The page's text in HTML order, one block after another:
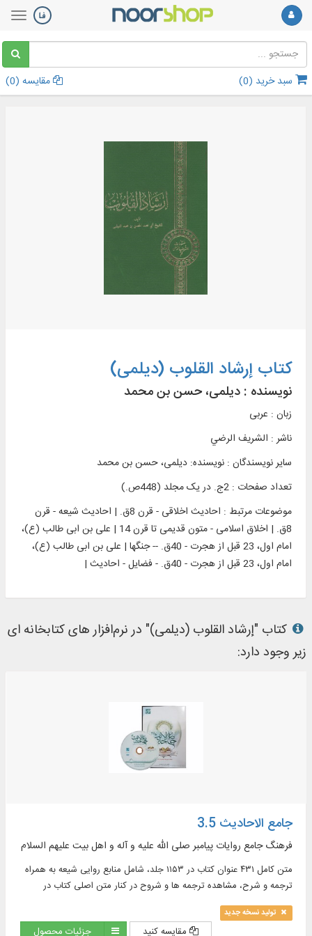
سبد خرید (0
) مقایسه (0
)
کتاب إرشاد القلوب (دیلمی)
نویسنده : دیلمی، حسن بن محمد
زبان : عربی
ناشر : الشريف الرضي
سایر نویسندگان : نویسنده: دیلمی، حسن بن محمد
تعداد صفحات : 2ج. در یک مجلد (448ص.)
موضوعات مرتبط :
احادیث اخلاقی - قرن 8ق. | احادیث شیعه - قرن
8ق. | اخلاق اسلامی - متون قدیمی تا قرن 14 | علی بن ابی طالب (ع)،
امام اول، 23 قبل از هجرت - 40ق. -- جنگها | علی بن ابی طالب (ع)،
امام اول، 23 قبل از هجرت - 40ق. - فضایل - احادیث |
کتاب "إرشاد القلوب (دیلمی)" در نرم‌افزار های کتابخانه ای
زیر وجود دارد:
جامع الاحادیث 3.5
فرهنگ جامع روایات پیامبر صلی الله علیه و آله و اهل بیت علیهم السلام
متن کامل ۴۳۱ عنوان کتاب در ۱۱۵۳ جلد، شامل منابع روایی شیعه به همراه
ترجمه و شرح، مشاهده ترجمه ها و شروح در کنار متن اصلی کتاب در
موضوعات : اخلاق، ادعیه، تاریخ، تفسیر و ...
تولید نسخه جدید
مقایسه کنید جزئیات محصول